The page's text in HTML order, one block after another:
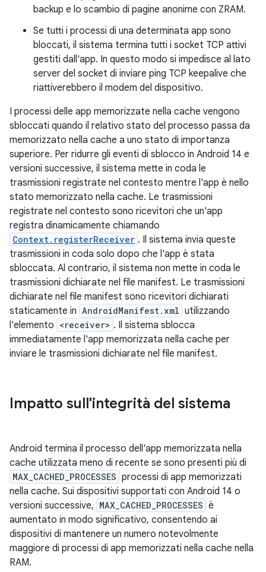
backup e lo scambio di pagine anonime con ZRAM.
Se tutti i processi di una determinata app sono
bloccati, il sistema termina tutti i socket TCP attivi
gestiti dall'app. In questo modo si impedisce al lato
server del socket di inviare ping TCP keepalive che
riattiverebbero il modem del dispositivo.
I processi delle app memorizzate nella cache vengono
sbloccati quando il relativo stato del processo passa da
memorizzato nella cache a uno stato di importanza
superiore. Per ridurre gli eventi di sblocco in Android 14 e
versioni successive, il sistema mette in coda le
trasmissioni registrate nel contesto mentre l'app è nello
stato memorizzato nella cache. Le trasmissioni
registrate nel contesto sono ricevitori che un'app
registra dinamicamente chiamando
Context.registerReceiver . Il sistema invia queste
trasmissioni in coda solo dopo che l'app è stata
sbloccata. Al contrario, il sistema non mette in coda le
trasmissioni dichiarate nel file manifest. Le trasmissioni
dichiarate nel file manifest sono ricevitori dichiarati
staticamente in AndroidManifest.xml utilizzando
l'elemento <receiver> . Il sistema sblocca
immediatamente l'app memorizzata nella cache per
inviare le trasmissioni dichiarate nel file manifest.
Impatto sull'integrità del sistema
Android termina il processo dell'app memorizzata nella
cache utilizzata meno di recente se sono presenti più di
MAX_CACHED_PROCESSES processi di app memorizzati
nella cache. Sui dispositivi supportati con Android 14 o
versioni successive, MAX_CACHED_PROCESSES è
aumentato in modo significativo, consentendo ai
dispositivi di mantenere un numero notevolmente
maggiore di processi di app memorizzati nella cache nella
RAM.